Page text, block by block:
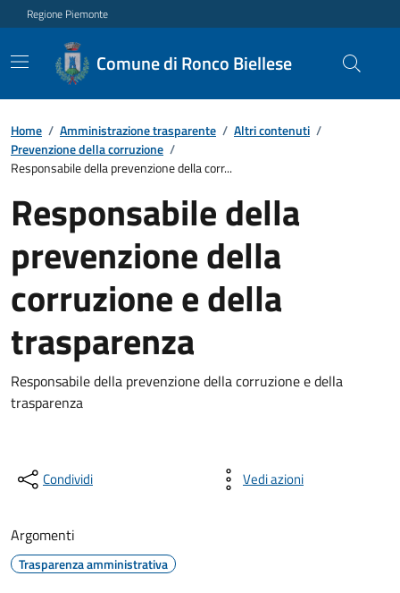
Regione Piemonte
Comune di Ronco Biellese
Home / Amministrazione trasparente / Altri contenuti /
Prevenzione della corruzione /
Responsabile della prevenzione della corr...
Responsabile della
prevenzione della
corruzione e della
trasparenza
Responsabile della prevenzione della corruzione e della
trasparenza
Condividi Vedi azioni
Argomenti
Trasparenza amministrativa